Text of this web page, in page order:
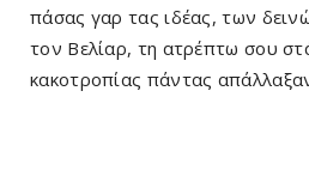
πάσας γαρ τας ιδέας, των
τον Βελίαρ, τη ατρέπτω σου
κακοτροπίας πάντας